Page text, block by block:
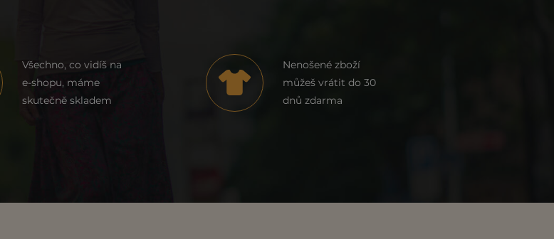
Všechno, co vidíš na
e-shopu, máme
skutečně skladem
Nenošené zboží
můžeš vrátit do 30
dnů zdarma